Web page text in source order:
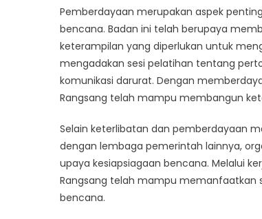
Pemberdayaan merupakan aspek
bencana. Badan ini telah berupaya
keterampilan yang diperlukan untuk
mengadakan sesi pelatihan tentang
komunikasi darurat. Dengan
Rangsang telah mampu membangun
Selain keterlibatan dan pemberdayaan
dengan lembaga pemerintah lainnya,
upaya kesiapsiagaan bencana. Melalui
Rangsang telah mampu
bencana.